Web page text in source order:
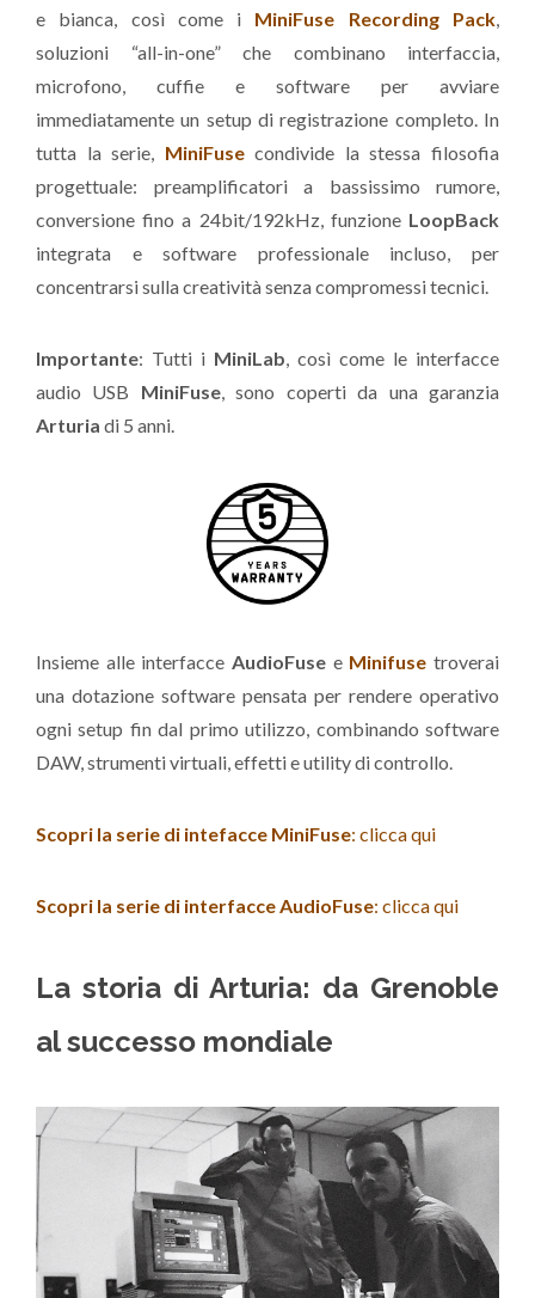
e bianca, così come i MiniFuse Recording Pack
soluzioni “all-in-one” che combinano interfaccia,
microfono, cuffie e software per avviare
immediatamente un setup di registrazione completo. In
tutta la serie, MiniFusecondivide la stessa filosofia
progettuale: preamplificatori a bassissimo rumore,
conversione fino a 24bit/192kHz, funzione LoopBack
integrata e software professionale incluso, per
concentrarsi sulla creatività senza compromessi tecnici.
Importante: Tutti i MiniLab , così come le interfacce
audio USB MiniFuse, sono coperti da una garanzia
Arturia di 5 anni.
Insieme alle interfacce AudioFuse e Minifusetroverai
una dotazione software pensata per rendere operativo
ogni setup fin dal primo utilizzo, combinando software
DAW, strumenti virtuali, effetti e utility di controllo.
Scopri la serie di intefacce MiniFuse: clicca qui
Scopri la serie di interfacce AudioFuse: clicca qui
La storia di Arturia: da Grenoble
al successo mondiale